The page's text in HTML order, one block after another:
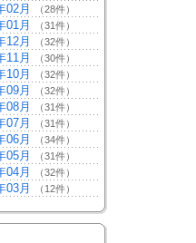
02月 （28件）
01月 （31件）
12月 （32件）
11月 （30件）
10月 （32件）
09月 （32件）
08月 （31件）
07月 （31件）
06月 （34件）
05月 （31件）
04月 （32件）
03月 （12件）